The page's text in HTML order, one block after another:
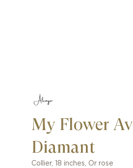
My Flower
Diamant
Collier, 18 inches, Or rose